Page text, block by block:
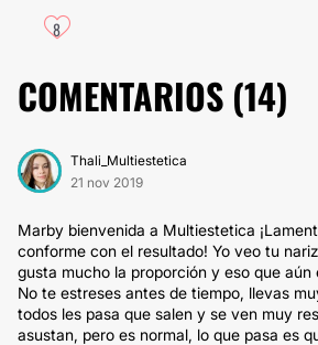
8
COMENTARIOS (14)
Thali_Multiestetica
21 nov 2019
Marby bienvenida a Multiestetica
conforme con el resultado! Yo veo tu
gusta mucho la proporción y eso que aún
No te estreses antes de tiempo, llevas
todos les pasa que salen y se ven muy
asustan, pero es normal, lo que pasa es